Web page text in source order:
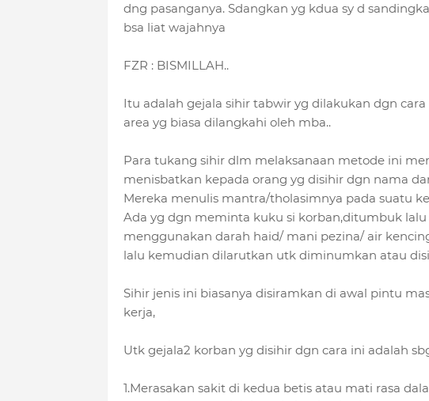
dng pasanganya. Sdangkan yg kdua sy d
bsa liat wajahnya
FZR : BISMILLAH..
Itu adalah gejala sihir tabwir yg dilakukan dgn
area yg biasa dilangkahi oleh mba..
Para tukang sihir dlm melaksanaan metode ini
menisbatkan kepada orang yg disihir dgn nama
Mereka menulis mantra/tholasimnya pada suatu
Ada yg dgn meminta kuku si korban,ditumbuk
menggunakan darah haid/ mani pezina/ air
lalu kemudian dilarutkan utk diminumkan atau
Sihir jenis ini biasanya disiramkan di awal pintu
kerja,
Utk gejala2 korban yg disihir dgn cara ini adalah
1.Merasakan sakit di kedua betis atau mati rasa